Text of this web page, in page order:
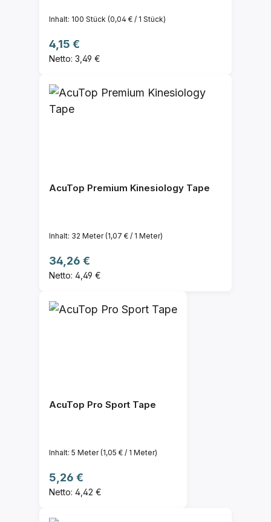
Inhalt: 100 Stück (0,04 € / 1 Stück)
Regulärer Preis:
4,15 €
Netto: 3,49 €
AcuTop Premium Kinesiology Tape
Inhalt: 32 Meter(1,07 € / 1 Meter)
Regulärer Preis:
34,26 €
Netto: 4,49 €
AcuTop Pro Sport Tape
Inhalt: 5 Meter(1,05 € / 1 Meter)
Regulärer Preis:
5,26 €
Netto: 4,42 €